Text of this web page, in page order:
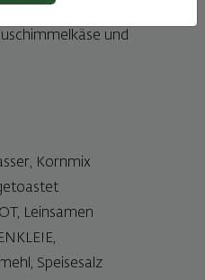
und
Kornmix
Leinsamen
Speisesalz